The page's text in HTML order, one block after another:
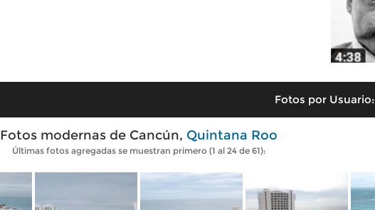
Fotos por Usuario:
Fotos modernas de Cancún, Quintana Roo
Últimas fotos agregadas se muestran primero (1 al 24 de 61):